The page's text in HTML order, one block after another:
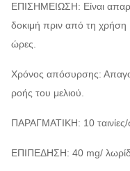
ΕΠΙΣΗΜΕΙΩΣΗ: Είναι
δοκιμή πριν από τη
ώρες.
Χρόνος απόσυρσης:
ροής του μελιού.
ΠΑΡΑΓΜΑΤΙΚΗ: 10
ΕΠΙΠΕΔΗΣΗ: 40 mg/